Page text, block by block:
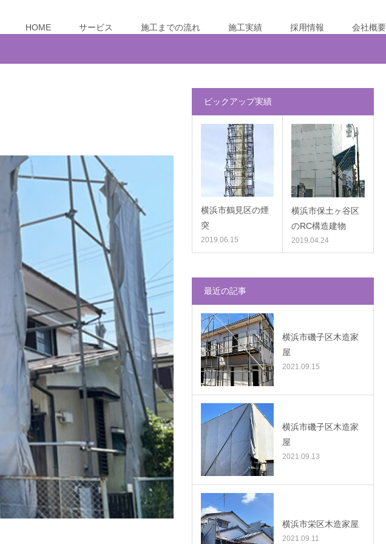
HOME サービス 施工までの流れ 施工実績 採用情報 会社概要
ピックアップ実績
横浜市鶴見区の煙
突
2019.06.15
横浜市保土ヶ谷区
のRC構造建物
2019.04.24
最近の記事
横浜市磯子区木造家
屋
2021.09.15
横浜市磯子区木造家
屋
2021.09.13
横浜市栄区木造家屋
2021.09.11